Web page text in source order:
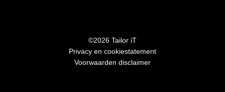
©2026 Tailor iT
Privacy en cookiestatement
Voorwaarden disclaimer